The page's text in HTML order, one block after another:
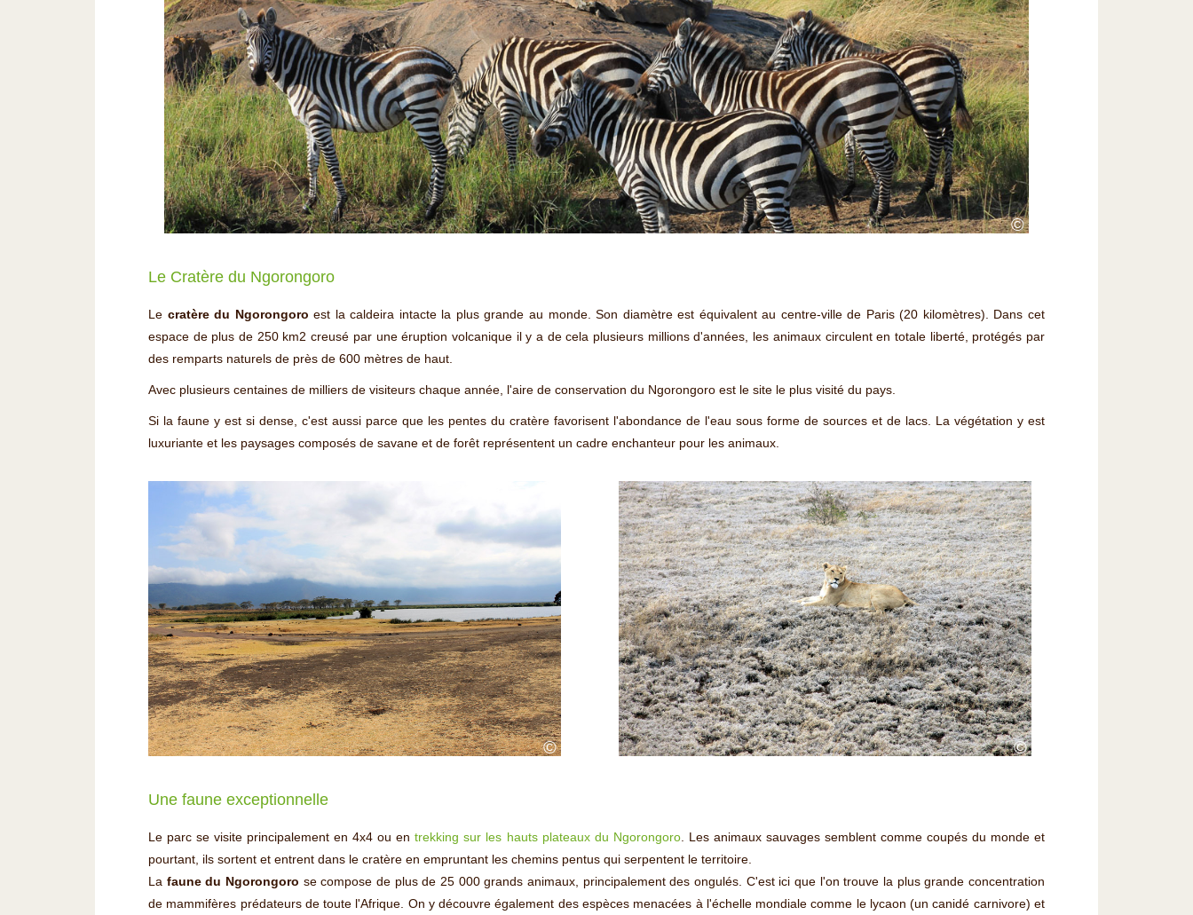
©
Le Cratère du Ngorongoro
Le cratère du Ngorongoro est la caldeira intacte la plus grande au monde. Son diamètre est équivalent au centre-ville de Paris (20 kilomètres). Dans cet
espace de plus de 250 km2 creusé par une éruption volcanique il y a de cela plusieurs millions d'années, les animaux circulent en totale liberté, protégés par
des remparts naturels de près de 600 mètres de haut.
Avec plusieurs centaines de milliers de visiteurs chaque année, l'aire de conservation du Ngorongoro est le site le plus visité du pays.
Si la faune y est si dense, c'est aussi parce que les pentes du cratère favorisent l'abondance de l'eau sous forme de sources et de lacs. La végétation y est
luxuriante et les paysages composés de savane et de forêt représentent un cadre enchanteur pour les animaux.
© ©
Une faune exceptionnelle
Le parc se visite principalement en 4x4 ou entrekking sur les hauts plateaux du Ngorongoro. Les animaux sauvages semblent comme coupés du monde et
pourtant, ils sortent et entrent dans le cratère en empruntant les chemins pentus qui serpentent le territoire.
La faune du Ngorongoro se compose de plus de 25 000 grands animaux, principalement des ongulés. C'est ici que l'on trouve la plus grande concentration
de mammifères prédateurs de toute l'Afrique. On y découvre également des espèces menacées à l'échelle mondiale comme le lycaon (un canidé carnivore) et